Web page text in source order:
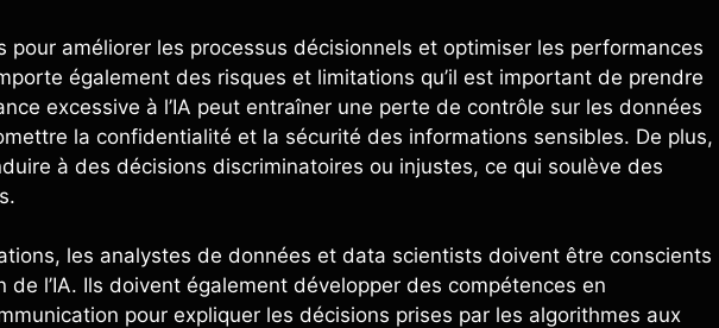
pour améliorer les processus décisionnels et optimiser les performances
également des risques et limitations qu’il est important de prendre
excessive à l’IA peut entraîner une perte de contrôle sur les données
la confidentialité et la sécurité des informations sensibles. De plus,
à des décisions discriminatoires ou injustes, ce qui soulève des
les analystes de données et data scientists doivent être conscients
de l’IA. Ils doivent également développer des compétences en
pour expliquer les décisions prises par les algorithmes aux